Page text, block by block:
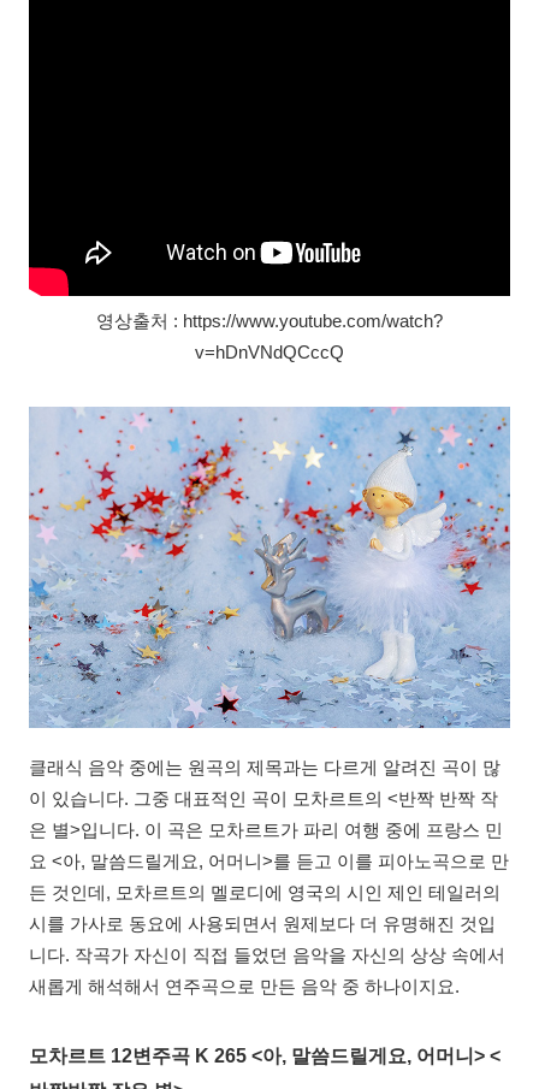
영상출처 : https://www.youtube.com/watch?
v=hDnVNdQCccQ
클래식 음악 중에는 원곡의 제목과는 다르게 알려진 곡이 많
이 있습니다. 그중 대표적인 곡이 모차르트의 <반짝 반짝 작
은 별>입니다. 이 곡은 모차르트가 파리 여행 중에 프랑스 민
요 <아, 말씀드릴게요, 어머니>를 듣고 이를 피아노곡으로 만
든 것인데, 모차르트의 멜로디에 영국의 시인 제인 테일러의
시를 가사로 동요에 사용되면서 원제보다 더 유명해진 것입
니다. 작곡가 자신이 직접 들었던 음악을 자신의 상상 속에서
새롭게 해석해서 연주곡으로 만든 음악 중 하나이지요.
모차르트 12변주곡 K 265 <아, 말씀드릴게요, 어머니> <